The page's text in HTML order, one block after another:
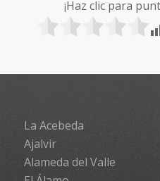
¡Haz clic para
La Acebeda
Ajalvir
Alameda del Valle